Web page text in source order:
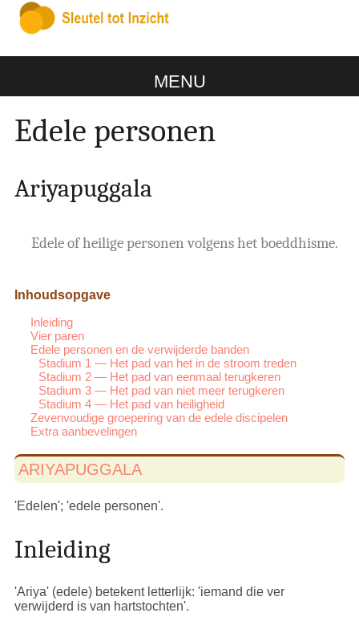
MENU
Edele personen
Ariyapuggala
Edele of heilige personen volgens het boeddhisme.
Inhoudsopgave
Inleiding
Vier paren
Edele personen en de verwijderde banden
Stadium 1 — Het pad van het in de stroom treden
Stadium 2 — Het pad van eenmaal terugkeren
Stadium 3 — Het pad van niet meer terugkeren
Stadium 4 — Het pad van heiligheid
Zevenvoudige groepering van de edele discipelen
Extra aanbevelingen
ARIYAPUGGALA
'Edelen'; 'edele personen'.
Inleiding
'Ariya' (edele) betekent letterlijk: 'iemand die ver
verwijderd is van hartstochten'.